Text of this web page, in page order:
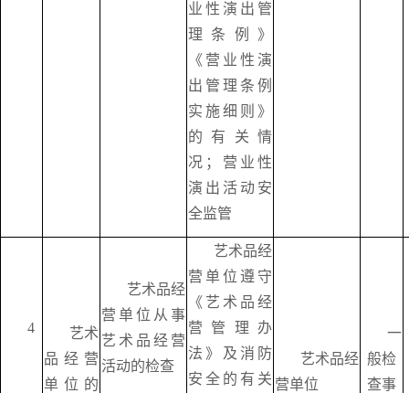
业性演出管
理条例》
《营业性演
出管理条例
实施细则》
的有关情
况；营业性
演出活动安
全监管
4
艺术
品经营
单位的
艺术品经
营单位从事
艺术品经营
活动的检查
艺术品经
营单位遵守
《艺术品经
营管理办
法》及消防
安全的有关
艺术品经
营单位
一
般检
查事